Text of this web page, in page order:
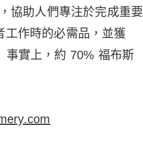
協助人們專注於完成重要
作時的必需品，並獲
事實上，約 70% 福布斯